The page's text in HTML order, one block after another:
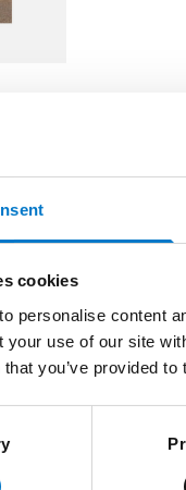
cookies
personalise content
your use of our site
you’ve provided
À la